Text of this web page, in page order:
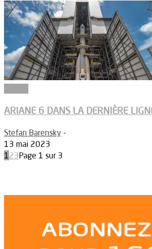
ARIANE 6 DANS LA DERNIÈRE
Stefan Barensky -
13 mai 2023
123Page 1 sur 3